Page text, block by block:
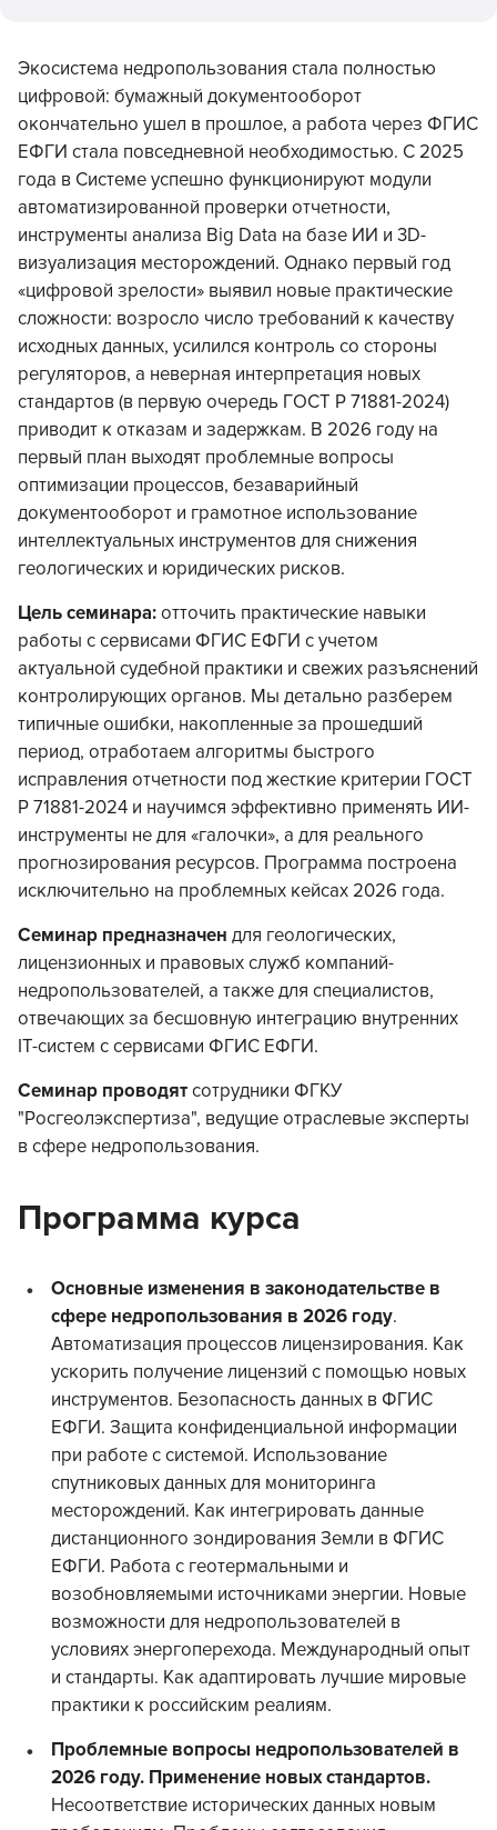
Экосистема недропользования стала полностью
цифровой: бумажный документооборот
окончательно ушел в прошлое, а работа через ФГИС
ЕФГИ стала повседневной необходимостью. С 2025
года в Системе успешно функционируют модули
автоматизированной проверки отчетности,
инструменты анализа Big Data на базе ИИ и 3D-
визуализация месторождений. Однако первый год
«цифровой зрелости» выявил новые практические
сложности: возросло число требований к качеству
исходных данных, усилился контроль со стороны
регуляторов, а неверная интерпретация новых
стандартов (в первую очередь ГОСТ Р 71881-2024)
приводит к отказам и задержкам. В 2026 году на
первый план выходят проблемные вопросы
оптимизации процессов, безаварийный
документооборот и грамотное использование
интеллектуальных инструментов для снижения
геологических и юридических рисков.
Цель семинара: отточить практические навыки
работы с сервисами ФГИС ЕФГИ с учетом
актуальной судебной практики и свежих разъяснений
контролирующих органов. Мы детально разберем
типичные ошибки, накопленные за прошедший
период, отработаем алгоритмы быстрого
исправления отчетности под жесткие критерии ГОСТ
Р 71881-2024 и научимся эффективно применять ИИ-
инструменты не для «галочки», а для реального
прогнозирования ресурсов. Программа построена
исключительно на проблемных кейсах 2026 года.
Семинар предназначен для геологических,
лицензионных и правовых служб компаний-
недропользователей, а также для специалистов,
отвечающих за бесшовную интеграцию внутренних
IT-систем с сервисами ФГИС ЕФГИ.
Семинар проводят сотрудники ФГКУ
"Росгеолэкспертиза", ведущие отраслевые эксперты
в сфере недропользования.
Программа курса
Основные изменения в законодательстве в
сфере недропользования в 2026 году.
Автоматизация процессов лицензирования. Как
ускорить получение лицензий с помощью новых
инструментов. Безопасность данных в ФГИС
ЕФГИ. Защита конфиденциальной информации
при работе с системой. Использование
спутниковых данных для мониторинга
месторождений. Как интегрировать данные
дистанционного зондирования Земли в ФГИС
ЕФГИ. Работа с геотермальными и
возобновляемыми источниками энергии. Новые
возможности для недропользователей в
условиях энергоперехода. Международный опыт
и стандарты. Как адаптировать лучшие мировые
практики к российским реалиям.
Проблемные вопросы недропользователей в
2026 году. Применение новых стандартов.
Несоответствие исторических данных новым